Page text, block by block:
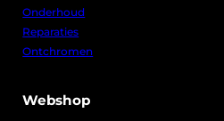
Onderhoud
Reparaties
Ontchromen
Webshop